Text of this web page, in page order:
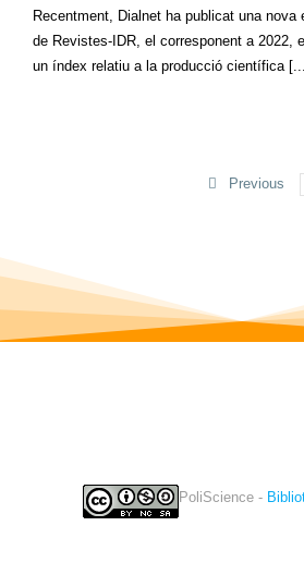
Recentment, Dialnet ha publicat una nova
de Revistes-IDR, el corresponent a 2022,
un índex relatiu a la producció científica
Previous
PoliScience -